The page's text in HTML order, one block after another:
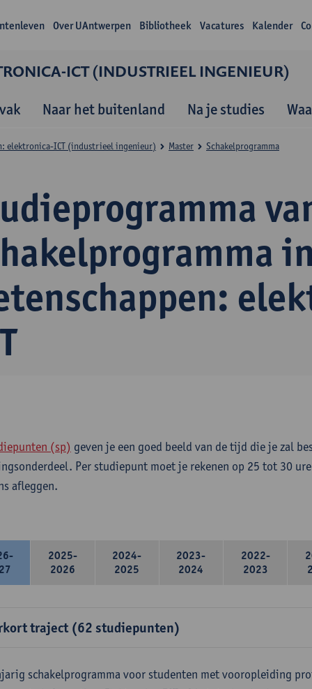
Over UAntwerpen Bibliotheek Vacatures Kalender
ICT (INDUSTRIEEL INGENIEUR)
Naar het buitenland Na je studies
elektronica-ICT (industrieel ingenieur) Master Schakelprogramma
(sp) geven je een goed beeld van de tijd die je zal
Per studiepunt moet je rekenen op 25 tot 30
afleggen.
2025-
2026
2024-
2025
2023-
2024
2022-
2023
traject (62 studiepunten)
schakelprogramma voor studenten met vooropleiding